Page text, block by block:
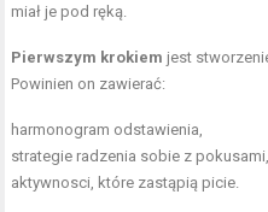
miał je pod ręką.
Pierwszym krokiem jest
Powinien on zawierać:
harmonogram odstawienia,
strategie radzenia sobie z pokusami,
aktywnosci, które zastąpią picie.